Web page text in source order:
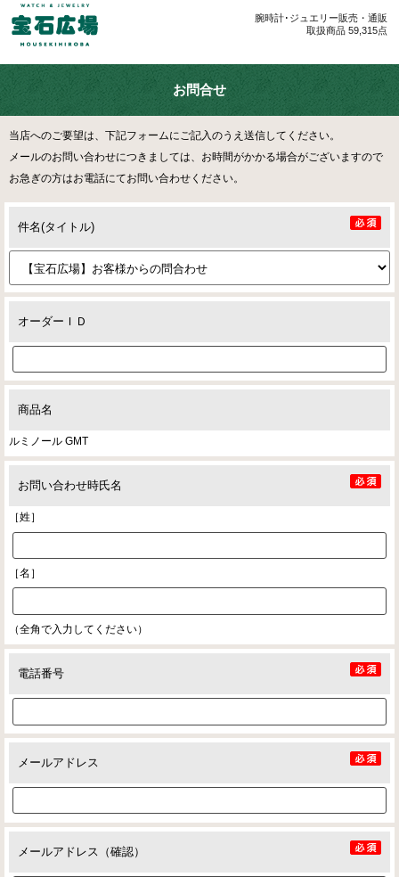
腕時計･ジュエリー販売・通販
取扱商品 59,315点
お問合せ
当店へのご要望は、下記フォームにご記入のうえ送信してください。
メールのお問い合わせにつきましては、お時間がかかる場合がございますので
お急ぎの方はお電話にてお問い合わせください。
件名(タイトル)
オーダーＩＤ
商品名
ルミノール GMT
お問い合わせ時氏名
［姓］
［名］
（全角で入力してください）
電話番号
メールアドレス
メールアドレス（確認）